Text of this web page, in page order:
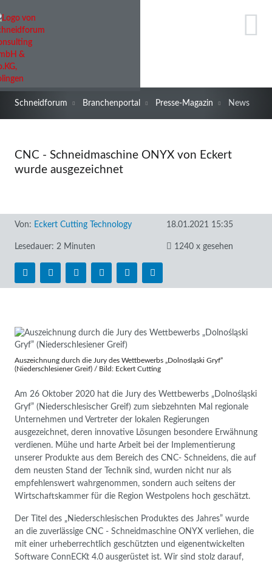
Schneidforum Branchenportal Presse-Magazin News
CNC - Schneidmaschine ONYX von Eckert
wurde ausgezeichnet
Von: Eckert Cutting Technology 18.01.2021 15:35
Lesedauer: 2 Minuten 1240 x gesehen
Auszeichnung durch die Jury des Wettbewerbs „Dolnośląski Gryf”
(Niederschlesiener Greif) / Bild: Eckert Cutting
Am 26 Oktober 2020 hat die Jury des Wettbewerbs „Dolnośląski
Gryf” (Niederschlesischer Greif) zum siebzehnten Mal regionale
Unternehmen und Vertreter der lokalen Regierungen
ausgezeichnet, deren innovative Lösungen besondere Erwähnung
verdienen. Mühe und harte Arbeit bei der Implementierung
unserer Produkte aus dem Bereich des CNC- Schneidens, die auf
dem neusten Stand der Technik sind, wurden nicht nur als
empfehlenswert wahrgenommen, sondern auch seitens der
Wirtschaftskammer für die Region Westpolens hoch geschätzt.
Der Titel des „Niederschlesischen Produktes des Jahres” wurde
an die zuverlässige CNC - Schneidmaschine ONYX verliehen, die
mit einer urheberrechtlich geschützten und eigenentwickelten
Software ConnECKt 4.0 ausgerüstet ist. Wir sind stolz darauf,